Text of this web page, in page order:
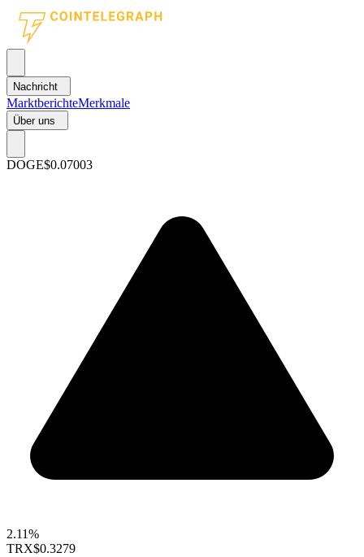
Nachricht
MarktberichteMerkmale
Über uns
DOGE$0.07003
2.11%
TRX$0.3279